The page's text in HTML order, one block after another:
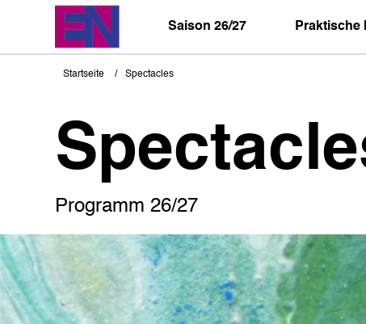
Saison 26/27 Praktische
Pfadnavigation
Startseite Spectacles
Programm 26/27